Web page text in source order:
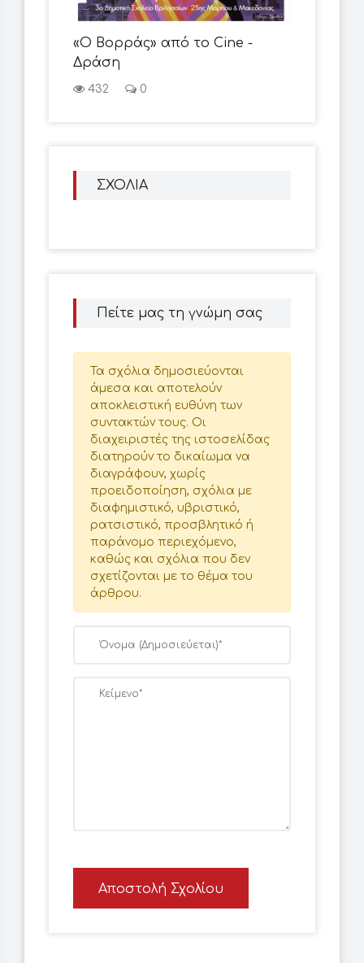
«Ο Βορράς» από το Cine -
Δράση
432 0
ΣΧΟΛΙΑ
Πείτε μας τη γνώμη σας
Τα σχόλια δημοσιεύονται
άμεσα και αποτελούν
αποκλειστική ευθύνη των
συντακτών τους. Οι
διαχειριστές της ιστοσελίδας
διατηρούν το δικαίωμα να
διαγράφουν, χωρίς
προειδοποίηση, σχόλια με
διαφημιστικό, υβριστικό,
ρατσιστικό, προσβλητικό ή
παράνομο περιεχόμενο,
καθώς και σχόλια που δεν
σχετίζονται με το θέμα του
άρθρου.
Αποστολή Σχολίου